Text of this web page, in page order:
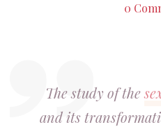
0
The study of the
and its